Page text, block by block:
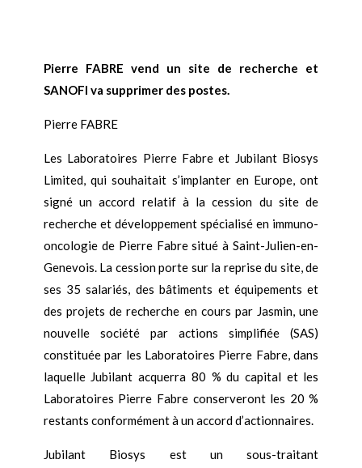
Pierre FABRE vend un site de recherche et
SANOFI va supprimer des postes.
Pierre FABRE
Les Laboratoires Pierre Fabre et Jubilant Biosys
Limited, qui souhaitait s’implanter en Europe, ont
signé un accord relatif à la cession du site de
recherche et développement spécialisé en immuno-
oncologie de Pierre Fabre situé à Saint-Julien-en-
Genevois. La cession porte sur la reprise du site, de
ses 35 salariés, des bâtiments et équipements et
des projets de recherche en cours par Jasmin, une
nouvelle société par actions simplifiée (SAS)
constituée par les Laboratoires Pierre Fabre, dans
laquelle Jubilant acquerra 80 % du capital et les
Laboratoires Pierre Fabre conserveront les 20 %
restants conformément à un accord d’actionnaires.
Jubilant Biosys est un sous-traitant